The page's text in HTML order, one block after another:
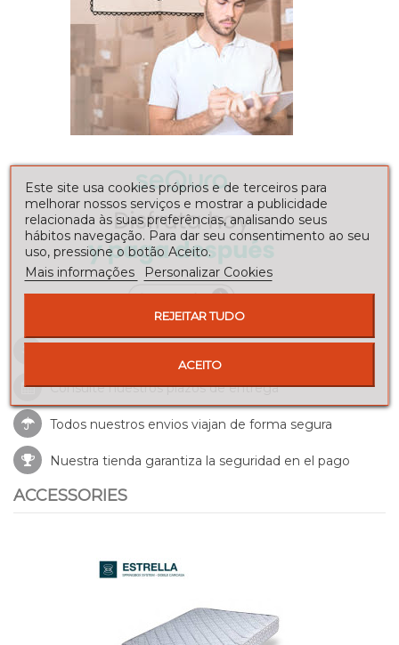
Consulte nuestrosplazos de entrega
Todos nuestros envios viajan de forma segura
Nuestra tienda garantiza la seguridad en el pago
ACCESSORIES
Este site usa cookies próprios e de terceiros para
melhorar nossos serviços e mostrar a publicidade
relacionada às suas preferências, analisando seus
hábitos navegação. Para dar seu consentimento ao seu
uso, pressione o botão Aceito.
Mais informações
Personalizar Cookies
REJEITAR TUDO
ACEITO